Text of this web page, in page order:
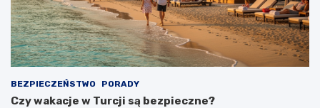
BEZPIECZEŃSTWO PORADY
Czy wakacje w Turcji są bezpieczne?